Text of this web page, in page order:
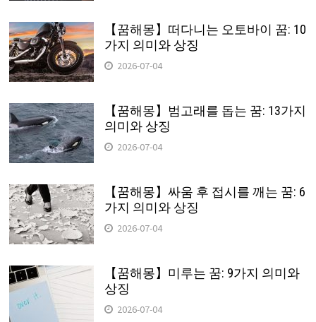
【꿈해몽】떠다니는 오토바이 꿈: 10
가지 의미와 상징
2026-07-04
【꿈해몽】범고래를 돕는 꿈: 13가지
의미와 상징
2026-07-04
【꿈해몽】싸움 후 접시를 깨는 꿈: 6
가지 의미와 상징
2026-07-04
【꿈해몽】미루는 꿈: 9가지 의미와
상징
2026-07-04